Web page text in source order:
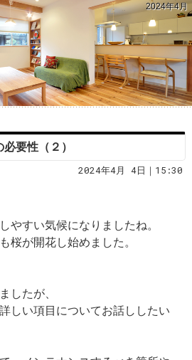
2024年4月
要性（２）
2024年4月 4日｜15:30
やすい気候になりましたね。
桜が開花し始めました。
したが、
しい項目についてお話ししたい